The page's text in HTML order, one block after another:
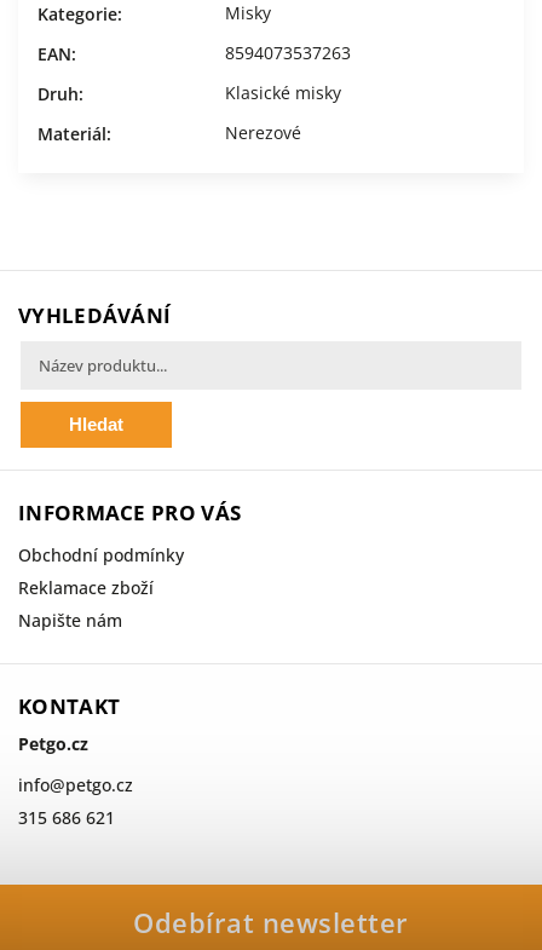
Kategorie:
Misky
EAN:
8594073537263
Druh:
Klasické misky
Materiál: Nerezové
Odebírat newsletter
VYHLEDÁVÁNÍ
Hledat
INFORMACE PRO VÁS
Obchodní podmínky
Reklamace zboží
Napište nám
KONTAKT
Petgo.cz
info@petgo.cz
315 686 621